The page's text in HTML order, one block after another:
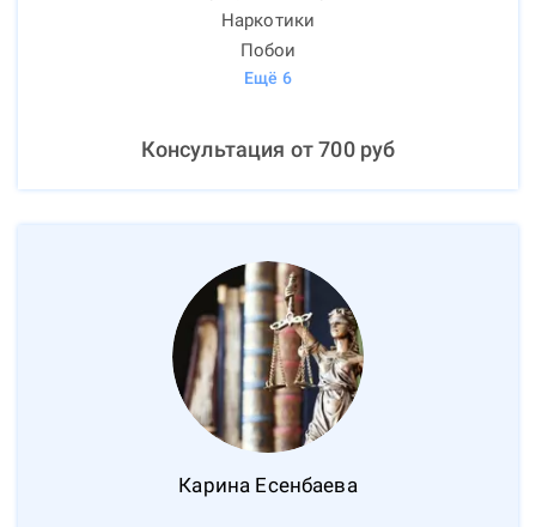
Наркотики
Побои
Ещё 6
Консультация от700руб
Карина Есенбаева